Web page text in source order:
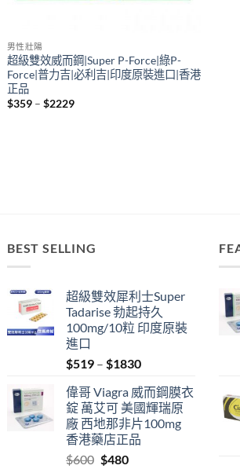
男性壯陽
超級雙效威而鋼|Super P-Force|綠P-
Force|普力吉|必利吉|印度原裝進口|香港
正品
$359 – $2229Price
BEST SELLING
超級雙效犀利士Super
Tadarise 勃起持久
100mg/10粒 印度原裝
進口
$519 – $1830Price
$519
through
$1830
偉哥 Viagra 威而鋼膜衣
錠 萬艾可 美國輝瑞原
廠 西地那非片100mg
香港藥店正品
$600 Original
$480Current